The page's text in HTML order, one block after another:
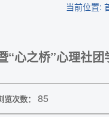
当前位置:
心之桥”心理社团
览次数： 85